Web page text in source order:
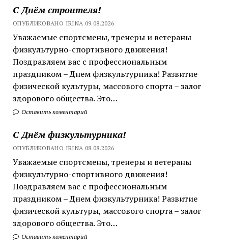
С Днём строителя!
ОПУБЛИКОВАНО IRINA 09.08.2026
Уважаемые спортсмены, тренеры и ветераны
физкультурно-спортивного движения!
Поздравляем вас с профессиональным
праздником – Днем физкультурника! Развитие
физической культуры, массового спорта – залог
здорового общества. Это…
Оставить коментарий
С Днём физкультурника!
ОПУБЛИКОВАНО IRINA 08.08.2026
Уважаемые спортсмены, тренеры и ветераны
физкультурно-спортивного движения!
Поздравляем вас с профессиональным
праздником – Днем физкультурника! Развитие
физической культуры, массового спорта – залог
здорового общества. Это…
Оставить коментарий